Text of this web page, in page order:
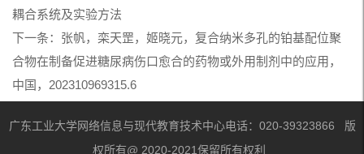
耦合系统及实验方法
下一条： 张帆，栾天罡，姬晓元，复合纳米多孔的铂基配位聚
合物在制备促进糖尿病伤口愈合的药物或外用制剂中的应用，
中国，202310969315.6
广东工业大学网络信息与现代教育技术中心电话：020-39323866 版
权所有@ 2020-2021保留所有权利